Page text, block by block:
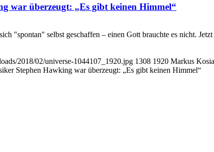
war überzeugt: „Es gibt keinen Himmel“
"spontan" selbst geschaffen – einen Gott brauchte es nicht.
2018/02/universe-1044107_1920.jpg 1308 1920 Markus
Stephen Hawking war überzeugt: „Es gibt keinen Himmel“